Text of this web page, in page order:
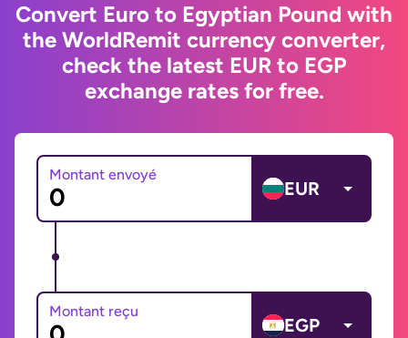
Convert Euro to Egyptian Pound with
the WorldRemit currency converter,
check the latest EUR to EGP
exchange rates for free.
Montant envoyé
EUR
Montant reçu
EGP